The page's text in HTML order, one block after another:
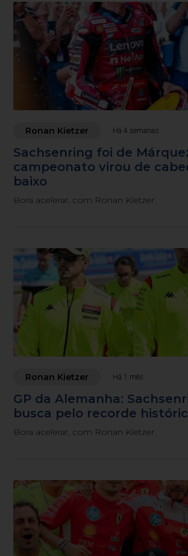
Ronan Kietzer Há 4 semanas
Sachsenring foi de
campeonato virou de
baixo
Bora acelerar, com Ronan Kietzer.
Ronan Kietzer Há 1 mês
GP da Alemanha:
busca pelo recorde
Bora acelerar, com Ronan Kietzer.